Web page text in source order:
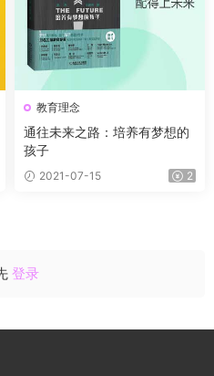
教育理念
通往未来之路：培养有梦想的
孩子
2021-07-15 2
登录